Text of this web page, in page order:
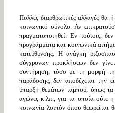
Πολλές διαρθρωτικές αλλαγές θα
κοινωνικό σύνολο. Αν
πραγματοποιηθεί. Εν τούτοις,
προγράμματα και κοινωνικά
κατεύθυνσης. Η ανάγκη
σύγχρονων προκλήσεων δεν
συντήρηση, τόσο με τη μορφή
παράδοσης, δεν αποδέχεται την
ύπαρξη θεμάτων ταμπού, όπως τα
αγώνες κ.λπ., για τα οποία ούτε η
κοινωνία λοιπόν όπου θεωρείται